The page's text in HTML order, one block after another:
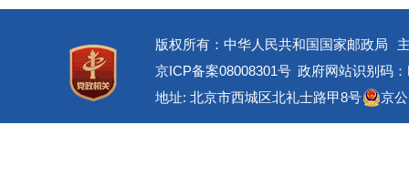
版权所有：中华人民共和国国家邮政局
京ICP备案08008301号 政府网站识别码
地址: 北京市西城区北礼士路甲8号
京